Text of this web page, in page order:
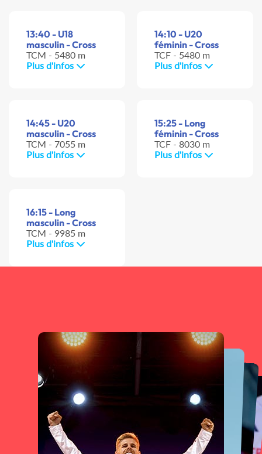
13:40 - U18
masculin - Cross
TCM - 5480 m
Plus d'infos
14:10 - U20
féminin - Cross
TCF - 5480 m
Plus d'infos
14:45 - U20
masculin - Cross
TCM - 7055 m
Plus d'infos
15:25 - Long
féminin - Cross
TCF - 8030 m
Plus d'infos
16:15 - Long
masculin - Cross
TCM - 9985 m
Plus d'infos